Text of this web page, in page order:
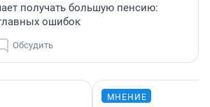
получать большую пенсию:
ошибок
Обсудить
МНЕНИЕ